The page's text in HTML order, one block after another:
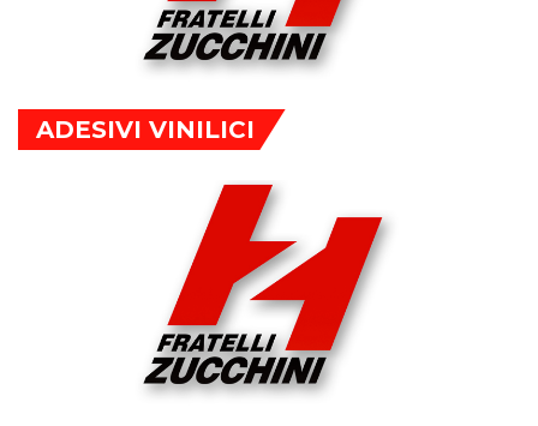
ADESIVI VINILICI